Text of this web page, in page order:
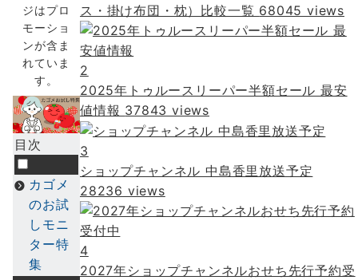
ジはプロ
モーショ
ンが含ま
れていま
す。
目次
カゴメ
のお試
しモニ
ター特
集
ス・掛け布団・枕）比較一覧 68045 views
2
2025年トゥルースリーパー半額セール 最安
値情報 37843 views
3
ショップチャンネル 中島香里放送予定
28236 views
4
2027年ショップチャンネルおせち先行予約受